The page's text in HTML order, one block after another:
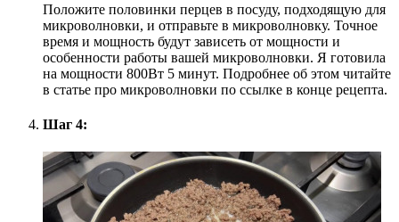
Положите половинки перцев в посуду, подходящую для
микроволновки, и отправьте в микроволновку. Точное
время и мощность будут зависеть от мощности и
особенности работы вашей микроволновки. Я готовила
на мощности 800Вт 5 минут. Подробнее об этом читайте
в статье про микроволновки по ссылке в конце рецепта.
Шаг 4: